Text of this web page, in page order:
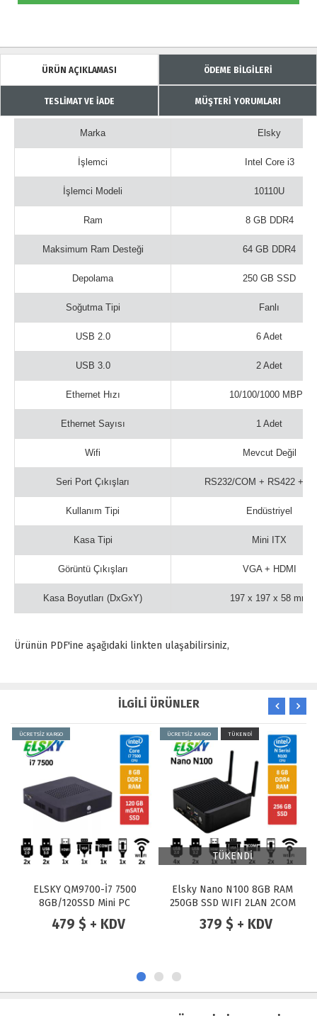
ÜRÜN AÇIKLAMASI ÖDEME BİLGİLERİ
TESLİMAT VE İADE MÜŞTERİ YORUMLARI
Marka Elsky
İşlemci Intel Core i3
İşlemci Modeli 10110U
Ram 8 GB DDR4
Maksimum Ram Desteği 64 GB DDR4
Depolama 250 GB SSD
Soğutma Tipi Fanlı
USB 2.0 6 Adet
USB 3.0 2 Adet
Ethernet Hızı 10/100/1000 MBPS
Ethernet Sayısı 1 Adet
Wifi Mevcut Değil
Seri Port Çıkışları RS232/COM + RS422 +
Kullanım Tipi Endüstriyel
Kasa Tipi Mini ITX
Görüntü Çıkışları VGA + HDMI
Kasa Boyutları (DxGxY) 197 x 197 x 58 mm
Ürünün PDF'ine aşağıdaki linkten ulaşabilirsiniz,
İLGİLİ ÜRÜNLER
ÜCRETSİZ KARGO
TÜKENDİ
Elsky Nano N100 8GB RAM
250GB SSD WIFI 2LAN 2COM
Endüstriyel MINI PC
379 $ + KDV
ÜCRETSİZ KARGO TÜKENDİ
TÜKENDİ
Merlion M20 Intel Atom
D2550 4GB 128GB SSD
Endüstriyel Mini Pc
175 $ + KDV